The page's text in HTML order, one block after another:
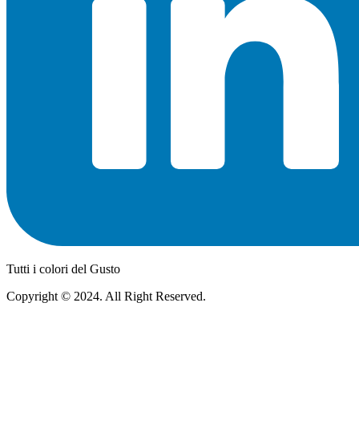
Tutti i colori del Gusto
Copyright © 2024. All Right Reserved.